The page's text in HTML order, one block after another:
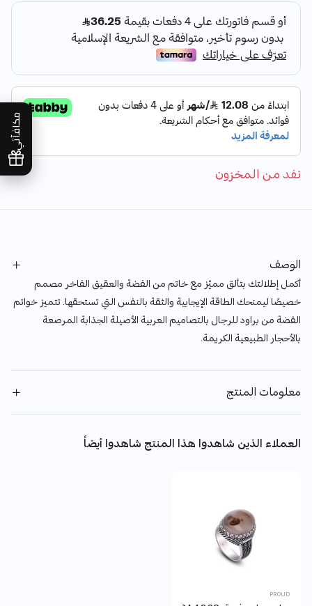
مكافآتي
نفد من المخزون
الوصف
أكمل إطلالتك بتألق مميّز مع خاتم من الفضة والعقيق الفاخر مصمم
خصيصًا ليمنحك الطاقة الإيجابية والثقة بالنفس التي تستحقها. تتميز خواتم
الفضة من براود للرجال بالتصاميم العربية الأصيلة الجذابة المرصعة
بالأحجار الطبيعية الكريمة.
معلومات المنتج
العملاء الذين شاهدوا هذا المنتج شاهدوا أيضاً
PROUD